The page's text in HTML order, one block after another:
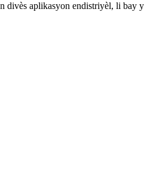
divès aplikasyon endistriyèl, li